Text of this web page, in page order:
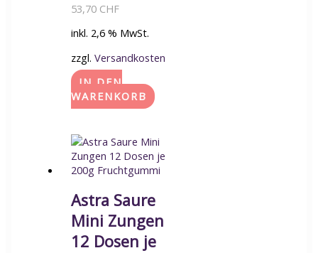
53,70 CHF
inkl. 2,6 % MwSt.
zzgl. Versandkosten
IN DEN
WARENKORB
Astra Saure
Mini Zungen
12 Dosen je